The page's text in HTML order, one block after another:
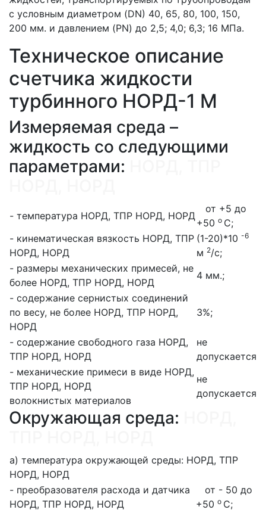
с условным диаметром (DN) 40, 65, 80, 100, 150,
200 мм. и давлением (PN) до 2,5; 4,0; 6,3; 16 МПа.
Техническое описание
счетчика жидкости
турбинного НОРД-1 М
Измеряемая среда –
жидкость со следующими
параметрами:
- температура НОРД, ТПР НОРД, НОРД
от +5 до
+50 о С;
- кинематическая вязкость НОРД, ТПР
НОРД, НОРД
(1-20)*10 -6
м 2/с;
- размеры механических примесей, не
более НОРД, ТПР НОРД, НОРД
4 мм.;
- содержание сернистых соединений
по весу, не более НОРД, ТПР НОРД,
НОРД
3%;
- содержание свободного газа НОРД,
ТПР НОРД, НОРД
не
допускается
- механические примеси в виде НОРД,
ТПР НОРД, НОРД
волокнистых материалов
не
допускается
Окружающая среда:
а) температура окружающей среды: НОРД, ТПР
НОРД, НОРД
- преобразователя расхода и датчика
НОРД, ТПР НОРД, НОРД
от - 50 до
+50 о С;